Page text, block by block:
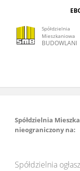
Spółdzielnia
Mieszkaniowa
BUDOWLANI
Spółdzielnia
nieograniczony na:
Spółdzielnia